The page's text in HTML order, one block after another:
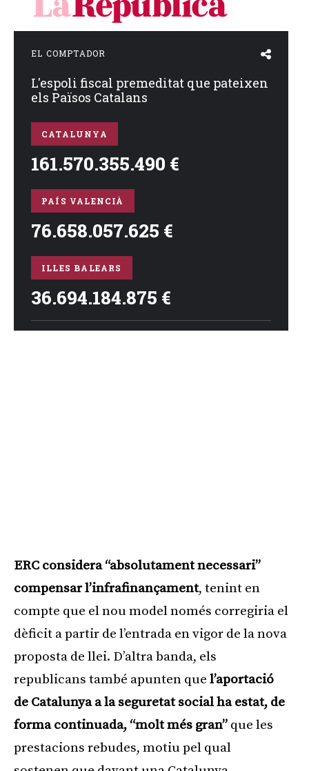
ERC considera “absolutament necessari”
compensar l’infrafinançament, tenint en
compte que el nou model només corregiria el
dèficit a partir de l’entrada en vigor de la nova
proposta de llei. D’altra banda, els
republicans també apunten que l’aportació
de Catalunya a la seguretat social ha estat, de
forma continuada, “molt més gran” que les
prestacions rebudes, motiu pel qual